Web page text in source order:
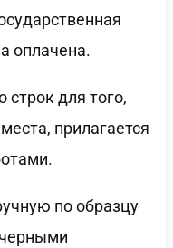
оплачена.
строк для того,
прилагается
по образцу